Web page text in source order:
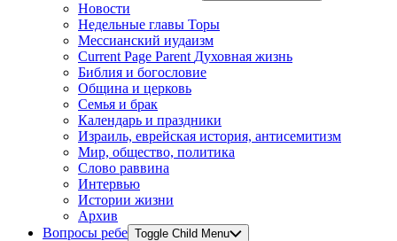
Новости
Недельные главы Торы
Мессианский иудаизм
Current Page Parent Духовная жизнь
Библия и богословие
Община и церковь
Семья и брак
Календарь и праздники
Израиль, еврейская история, антисемитизм
Мир, общество, политика
Слово раввина
Интервью
Истории жизни
Архив
Вопросы ребе Toggle Child Menu